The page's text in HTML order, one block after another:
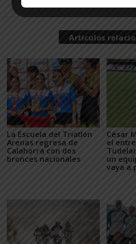
Artículos
La Escuela del Triatlón
Arenas regresa de
Calahorra con dos
bronces nacionales
César
el
un
vaya a